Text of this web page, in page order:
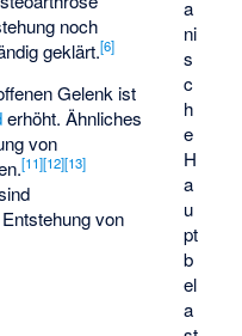
a
ni
s
c
h
e
H
a
u
pt
b
el
a
noch
geklärt.[6]
Gelenk ist
erhöht. Ähnliches
von
[11][12][13]
von